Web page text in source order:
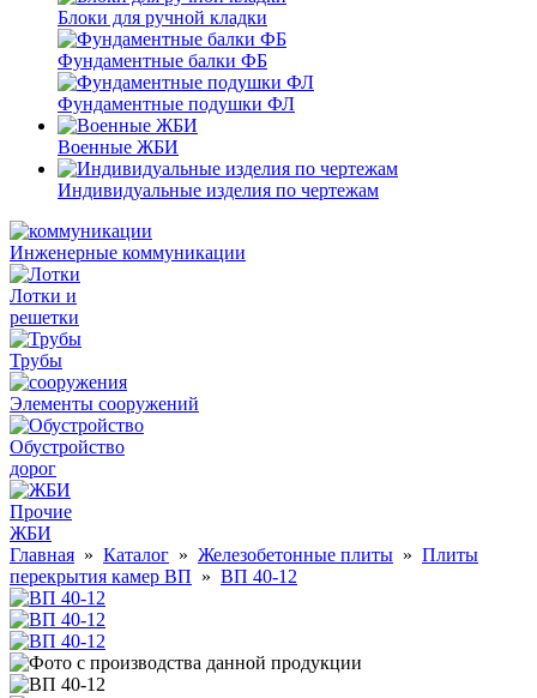
Блоки для ручной кладки
Фундаментные балки ФБ
Фундаментные подушки ФЛ
Военные ЖБИ
Индивидуальные изделия по чертежам
Инженерные коммуникации
Лотки и
решетки
Трубы
Элементы сооружений
Обустройство
дорог
Прочие
ЖБИ
Главная » Каталог » Железобетонные плиты » Плиты
перекрытия камер ВП » ВП 40-12